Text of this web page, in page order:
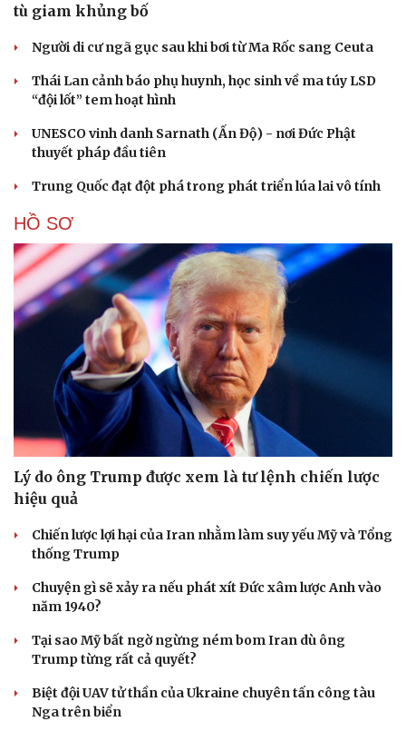
tù giam khủng bố
Người di cư ngã gục sau khi bơi từ Ma Rốc sang Ceuta
Thái Lan cảnh báo phụ huynh, học sinh về ma túy LSD
“đội lốt” tem hoạt hình
UNESCO vinh danh Sarnath (Ấn Độ) - nơi Đức Phật
thuyết pháp đầu tiên
Trung Quốc đạt đột phá trong phát triển lúa lai vô tính
HỒ SƠ
Lý do ông Trump được xem là tư lệnh chiến lược
hiệu quả
Chiến lược lợi hại của Iran nhằm làm suy yếu Mỹ và Tổng
thống Trump
Chuyện gì sẽ xảy ra nếu phát xít Đức xâm lược Anh vào
năm 1940?
Tại sao Mỹ bất ngờ ngừng ném bom Iran dù ông
Trump từng rất cả quyết?
Biệt đội UAV tử thần của Ukraine chuyên tấn công tàu
Nga trên biển